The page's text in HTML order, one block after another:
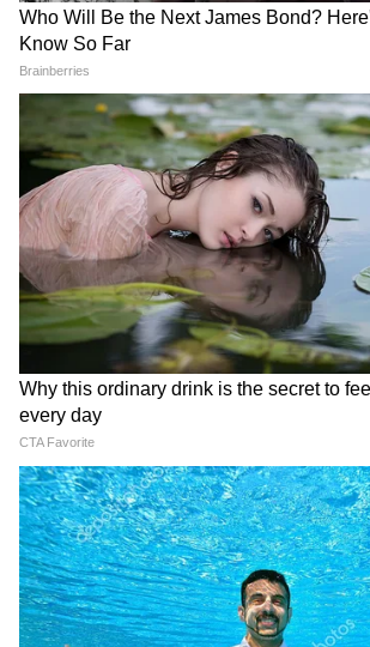
Indian Railways: ওয়েটিং লিস্টে থাকা টিকিটও
কনফার্ম! শুধু এই টেকনিক কাজে লাগালেই
Indian Railways: জেনারেল টিকিটে AC বা
করে সফর, ধরা পড়লে কী হতে পারে জানেন?
3
Image Credit : Getty
পরিষেবাটি সম্পূর্ণ বিনামূল্যে
বিশেষভাবে সক্ষম বা বয়স্ক
ট্রেনে উঠতে পারেন, তার জন্য বড়
বিনামূল্যে হুইলচেয়ারের ব্যবস্থা
ওয়েবসাইটে 'যাত্রী মিত্র' (Yatri
মাধ্যমে আপনি আগে থেকেই